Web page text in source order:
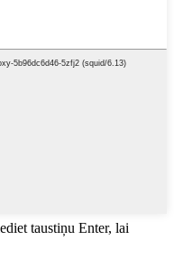
taustiņu Enter, lai